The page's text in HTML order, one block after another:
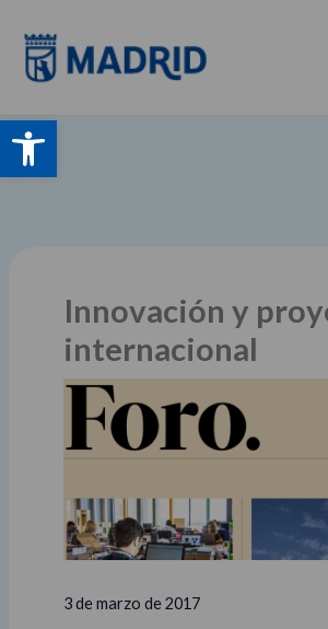
Abrir barra de
contenido
Innovación y
internacional
3 de marzo de 2017